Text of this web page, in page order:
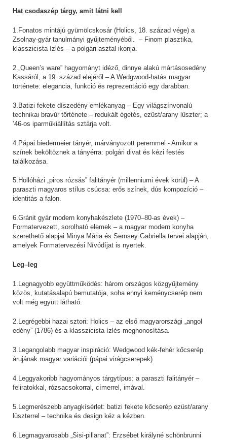
Hat csodaszép tárgy, amit látni kell
1.Fonatos mintájú gyümölcskosár (Holics, 18. század vége) a
Zsolnay-gyár tanulmányi gyűjteményéből. – Finom plasztika,
klasszicista ízlés – a polgári asztal ikonja.
2.„Queen’s ware” hagyományt idéző, dinnye alakú mártásosedény
Kassáról, a 19. század elejéről – A Wedgwood-hatás magyar
története: elegancia, funkció és reprezentáció egy darabban.
3.Batizi fekete díszedény emlékanyag – Egy világszínvonalú
technikai bravúr története – redukált égetés, ezüst/arany lüszter; a
’46-os iparműkiállítás sztárja volt.
4.Pápai biedermeier tányér, márványozott peremmel - Amikor a
színek beköltöznek a tányérra: polgári divat és kézi festés
találkozása.
5.Hollóházi „piros rózsás” falitányér (millenniumi évek körül) – A
paraszti magyaros stílus csúcsa: erős színek, dús kompozíció –
identitás a falon.
6.Gránit gyár modern konyhakészlete (1970–80-as évek) –
Formatervezett, sorolható elemek – a magyar modern konyha
szerethető alapjai Minya Mária és Semsey Gabriella tervei alapján,
amelyek Formatervezési Nívódíjat is nyertek.
Leg–leg
1.Legnagyobb együttműködés: három országos közgyűjtemény
közös, kutatásalapú bemutatója, soha ennyi keménycserép nem
volt még együtt látható.
2.Legrégebbi hazai sztori: Holics – az első magyarországi „angol
edény” (1786) és a klasszicista ízlés meghonosítása.
3.Legangolabb magyar inspiráció: Wedgwood kék-fehér kőcserép
árujának magyar variációi (pápai virágcserepek).
4.Leggyakoribb hagyományos tárgytípus: a paraszti falitányér –
feliratokkal, rózsacsokorral, címerrel, imával.
5.Legmerészebb anyagkísérlet: batizi fekete kőcserép ezüst/arany
lüszterrel – technika és design kéz a kézben.
6.Legmagyarosabb „Sisi-pillanat”: Erzsébet királyné schönbrunni